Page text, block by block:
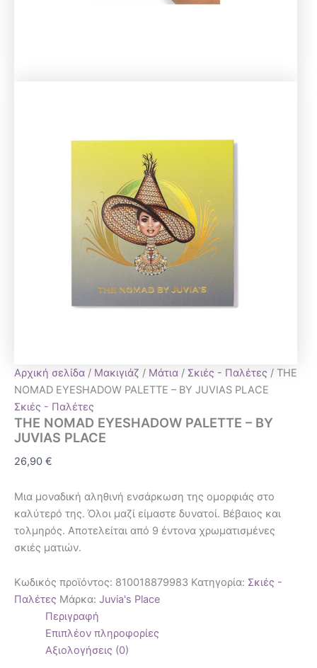
Αρχική σελίδα / Μακιγιάζ / Μάτια / Σκιές - Παλέτες / THE
NOMAD EYESHADOW PALETTE – BY JUVIAS PLACE
Σκιές - Παλέτες
THE NOMAD EYESHADOW PALETTE – BY
JUVIAS PLACE
26,90 €
Μια μοναδική αληθινή ενσάρκωση της ομορφιάς στο
καλύτερό της. Όλοι μαζί είμαστε δυνατοί. Βέβαιος και
τολμηρός. Αποτελείται από 9 έντονα χρωματισμένες
σκιές ματιών.
Κωδικός προϊόντος: 810018879983 Κατηγορία: Σκιές -
Παλέτες Μάρκα: Juvia's Place
Περιγραφή
Επιπλέον πληροφορίες
Αξιολογήσεις (0)